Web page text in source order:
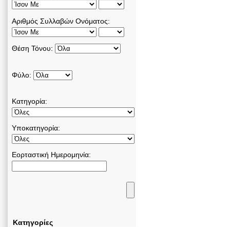
Αριθμός Συλλαβών Ονόματος:
Θέση Τόνου:
Φύλο:
Κατηγορία:
Υποκατηγορία:
Εορταστική Ημερομηνία:
Κατηγορίες